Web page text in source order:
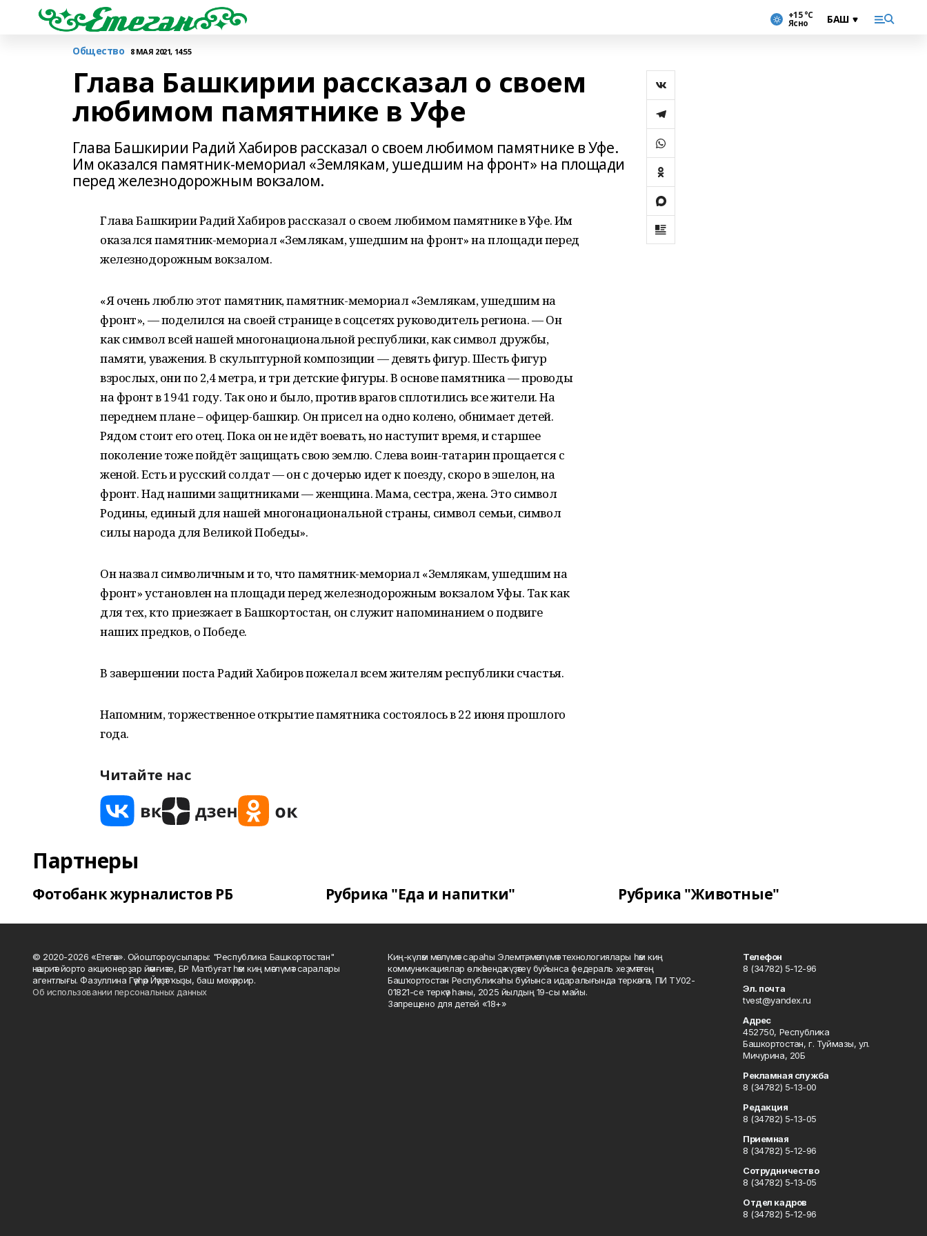
+15 °С
Ясно
Общество 8 МАЯ 2021, 14:55
Глава Башкирии рассказал о своем
любимом памятнике в Уфе
Глава Башкирии Радий Хабиров рассказал о своем любимом памятнике в Уфе.
Им оказался памятник-мемориал «Землякам, ушедшим на фронт» на площади
перед железнодорожным вокзалом.
Глава Башкирии Радий Хабиров рассказал о своем любимом памятнике в Уфе. Им
оказался памятник-мемориал «Землякам, ушедшим на фронт» на площади перед
железнодорожным вокзалом.
«Я очень люблю этот памятник, памятник-мемориал «Землякам, ушедшим на
фронт», — поделился на своей странице в соцсетях руководитель региона. — Он
как символ всей нашей многонациональной республики, как символ дружбы,
памяти, уважения. В скульптурной композиции — девять фигур. Шесть фигур
взрослых, они по 2,4 метра, и три детские фигуры. В основе памятника — проводы
на фронт в 1941 году. Так оно и было, против врагов сплотились все жители. На
переднем плане – офицер-башкир. Он присел на одно колено, обнимает детей.
Рядом стоит его отец. Пока он не идёт воевать, но наступит время, и старшее
поколение тоже пойдёт защищать свою землю. Слева воин-татарин прощается с
женой. Есть и русский солдат — он с дочерью идет к поезду, скоро в эшелон, на
фронт. Над нашими защитниками — женщина. Мама, сестра, жена. Это символ
Родины, единый для нашей многонациональной страны, символ семьи, символ
силы народа для Великой Победы».
Он назвал символичным и то, что памятник-мемориал «Землякам, ушедшим на
фронт» установлен на площади перед железнодорожным вокзалом Уфы. Так как
для тех, кто приезжает в Башкортостан, он служит напоминанием о подвиге
наших предков, о Победе.
В завершении поста Радий Хабиров пожелал всем жителям республики счастья.
Напомним, торжественное открытие памятника состоялось в 22 июня прошлого
года.
Читайте нас
Партнеры
Фотобанк журналистов РБ Рубрика "Еда и напитки" Рубрика "Животные"
© 2020-2026 «Етегән». Ойоштороусылары: "Республика Башкортостан"
нәшриәт йорто акционерҙар йәмғиәте, БР Матбуғат һәм киң мәғлүмәт саралары
агентлығы. Фазуллина Гәүһәр Йәүҙәт ҡыҙы, баш мөхәррир.
Об использовании персональных данных
Киң-күләм мәғлүмәт сараһы Элемтә, мәғлүмәт технологиялары һәм киң
коммуникациялар өлкәһендә күҙәтеү буйынса федераль хеҙмәттең
Башҡортостан Республикаһы буйынса идаралығында теркәлгән, ПИ ТУ02-
01821-се теркәү һаны, 2025 йылдың 19-сы майы.
Запрещено для детей «18+»
Телефон
8 (34782) 5-12-96
Эл. почта
tvest@yandex.ru
Адрес
452750, Республика
Башкортостан, г. Туймазы, ул.
Мичурина, 20Б
Рекламная служба
8 (34782) 5-13-00
Редакция
8 (34782) 5-13-05
Приемная
8 (34782) 5-12-96
Сотрудничество
8 (34782) 5-13-05
Отдел кадров
8 (34782) 5-12-96